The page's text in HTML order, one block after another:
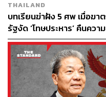
แพ้ยับเยินให้กับพรรค
การเลือกตั้งท้องถิ่นวันที่ 7
แนวทางดังกล่าวยังได้รับก
รัฐมนตรีกระทรวงกลาโหม
หารือกับสตาร์เมอร์โดยตร
ศักดิ์ศรี มีความรับผิดชอบ แ
THAILAND
บทเรียนฆ่าฝัง 5 ศพ เมื่อฆ
รัฐงัด ‘โทษประหาร’ คืนคว